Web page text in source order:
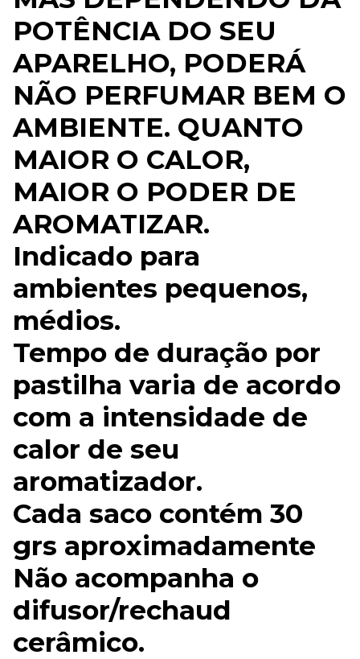
POTÊNCIA DO SEU
APARELHO, PODERÁ
NÃO PERFUMAR BEM O
AMBIENTE. QUANTO
MAIOR O CALOR,
MAIOR O PODER DE
AROMATIZAR.
Indicado para
ambientes pequenos,
médios.
Tempo de duração por
pastilha varia de acordo
com a intensidade de
calor de seu
aromatizador.
Cada saco contém 30
grs aproximadamente
Não acompanha o
difusor/rechaud
cerâmico.